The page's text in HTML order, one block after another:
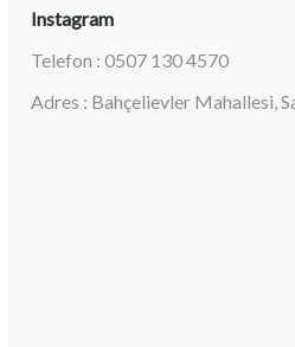
Instagram
Telefon : 0507 130 4570
Adres : Bahçelievler Mahallesi,